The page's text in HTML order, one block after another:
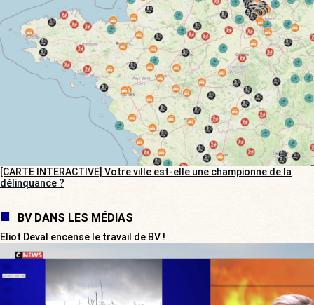
[CARTE INTERACTIVE] Votre ville est-elle une championne de la
délinquance ?
BV DANS LES MÉDIAS
Eliot Deval encense le travail de BV !